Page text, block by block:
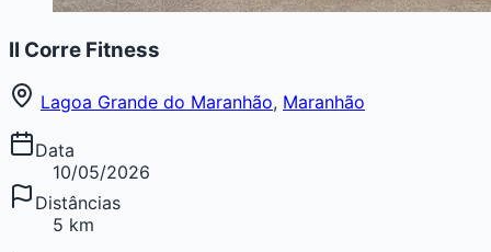
II Corre Fitness
Lagoa Grande do Maranhão, Maranhão
Data
10/05/2026
Distâncias
5 km